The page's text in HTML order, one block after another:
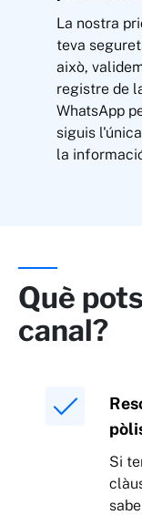
La nostra
teva
això,
registre de
WhatsApp
siguis
la
Què
canal?
Si